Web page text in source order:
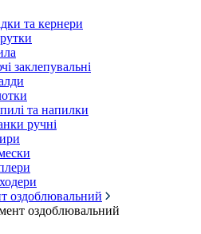
та кернери
заклепувальні
та напилки
ручні
оздоблювальний
оздоблювальний